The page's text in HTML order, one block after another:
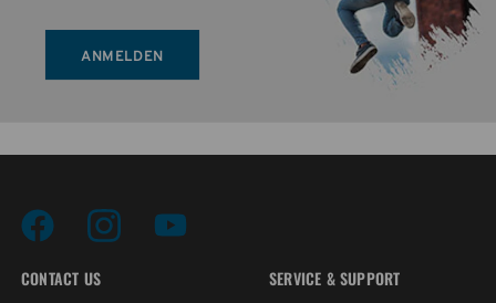
ANMELDEN
CONTACT US SERVICE & SUPPORT